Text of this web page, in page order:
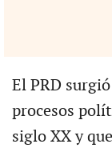
El PRD
procesos
siglo XX y